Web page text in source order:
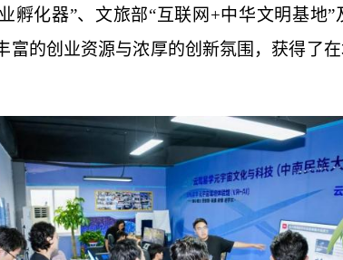
孵化器”、文旅部“互联网+中华文明基地
富的创业资源与浓厚的创新氛围，获得了